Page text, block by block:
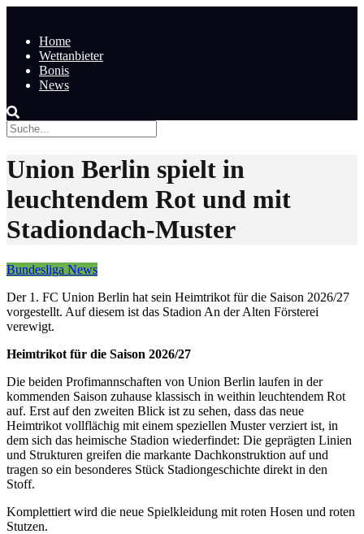
Home
Wettanbieter
Bonis
News
Union Berlin spielt in
leuchtendem Rot und mit
Stadiondach-Muster
Bundesliga News
Der 1. FC Union Berlin hat sein Heimtrikot für die Saison 2026/27
vorgestellt. Auf diesem ist das Stadion An der Alten Försterei
verewigt.
Heimtrikot für die Saison 2026/27
Die beiden Profimannschaften von Union Berlin laufen in der
kommenden Saison zuhause klassisch in weithin leuchtendem Rot
auf. Erst auf den zweiten Blick ist zu sehen, dass das neue
Heimtrikot vollflächig mit einem speziellen Muster verziert ist, in
dem sich das heimische Stadion wiederfindet: Die geprägten Linien
und Strukturen greifen die markante Dachkonstruktion auf und
tragen so ein besonderes Stück Stadiongeschichte direkt in den
Stoff.
Komplettiert wird die neue Spielkleidung mit roten Hosen und roten
Stutzen.